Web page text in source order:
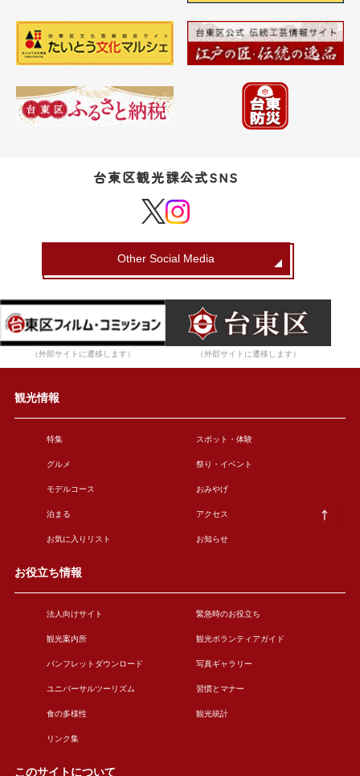
台東区観光課公式SNS
Other Social Media
（外部サイトに遷移します） （外部サイトに遷移します）
観光情報
特集 スポット・体験
グルメ 祭り・イベント
モデルコース おみやげ
泊まる アクセス
お気に入りリスト お知らせ
お役立ち情報
法人向けサイト 緊急時のお役立ち
観光案内所 観光ボランティアガイド
パンフレットダウンロード 写真ギャラリー
ユニバーサルツーリズム 習慣とマナー
食の多様性 観光統計
リンク集
このサイトについて